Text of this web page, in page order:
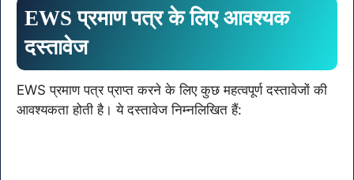
EWS प्रमाण पत्र के लिए आवश्यक
दस्तावेज
EWS प्रमाण पत्र प्राप्त करने के लिए कुछ महत्वपूर्ण दस्तावेजों की
आवश्यकता होती है। ये दस्तावेज निम्नलिखित हैं: